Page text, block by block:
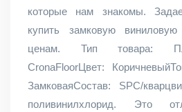
которые нам знакомы.
купить замковую
ценам. Тип товара:
CronaFloorЦвет:
ЗамковаяСостав: SPC/
поливинилхлорид. Это